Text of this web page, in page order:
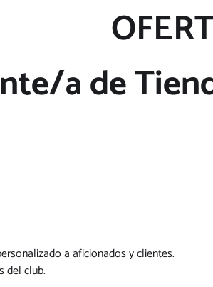
a de
a aficionados y clientes.
del club.